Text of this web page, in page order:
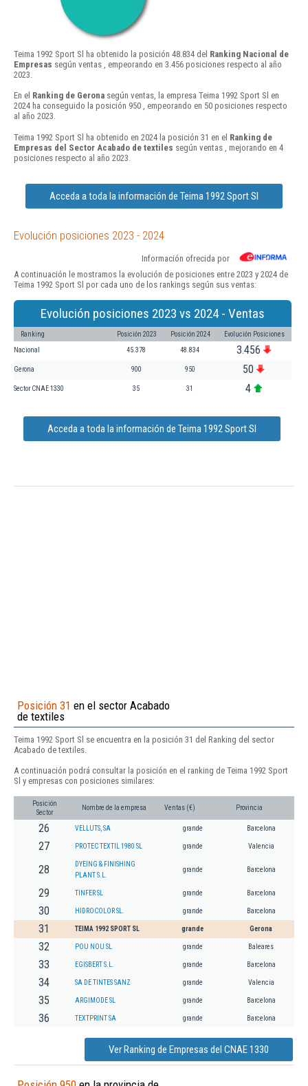
Teima 1992 Sport Sl ha obtenido la posición 48.834 del Ranking Nacional de
Empresas según ventas , empeorando en 3.456 posiciones respecto al año
2023.
En el Ranking de Gerona según ventas, la empresa Teima 1992 Sport Sl en
2024 ha conseguido la posición 950 , empeorando en 50 posiciones respecto
al año 2023.
Teima 1992 Sport Sl ha obtenido en 2024 la posición 31 en el Ranking de
Empresas del Sector Acabado de textiles según ventas , mejorando en 4
posiciones respecto al año 2023.
Acceda a toda la información de Teima 1992 Sport Sl
Evolución posiciones 2023 - 2024
Información ofrecida por
A continuación le mostramos la evolución de posiciones entre 2023 y 2024 de
Teima 1992 Sport Sl por cada uno de los rankings según sus ventas:
Evolución posiciones 2023 vs 2024 - Ventas
Ranking Posición 2023 Posición 2024 Evolución Posiciones
Nacional 45.378 48.834 3.456
Gerona 900 950 50
Sector CNAE 1330 35 31 4
Acceda a toda la información de Teima 1992 Sport Sl
Posición 31 en el sector Acabado
de textiles
Teima 1992 Sport Sl se encuentra en la posición 31 del Ranking del sector
Acabado de textiles.
A continuación podrá consultar la posición en el ranking de Teima 1992 Sport
Sl y empresas con posiciones similares:
Posición
Sector
Nombre de la empresa Ventas (€) Provincia
26 VELLUTS, SA grande Barcelona
27 PROTEC TEXTIL 1980 SL grande Valencia
28
DYEING & FINISHING
PLANT S.L.
grande Barcelona
29 TINFER SL grande Barcelona
30 HIDROCOLOR SL. grande Barcelona
31 TEIMA 1992 SPORT SL grande Gerona
32 POU NOU SL grande Baleares
33 EGISBERT S.L. grande Barcelona
34 SA DE TINTES SANZ grande Valencia
35 ARGIMODE SL grande Barcelona
36 TEXTPRINT SA grande Barcelona
Ver Ranking de Empresas del CNAE 1330